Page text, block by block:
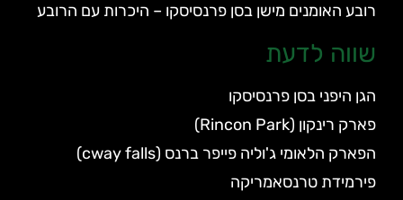
רובע האומנים מישן בסן פרנסיסקו – היכרות עם הרובע
שווה לדעת
הגן היפני בסן פרנסיסקו
פארק רינקון (Rincon Park)
הפארק הלאומי ג'וליה פייפר ברנס (cway falls)
פירמידת טרנסאמריקה